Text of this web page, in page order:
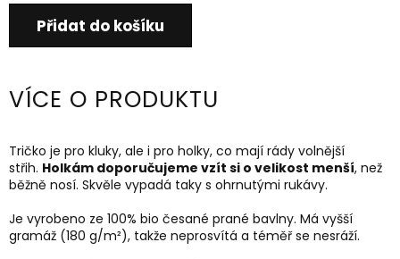
Přidat do košíku
VÍCE O PRODUKTU
Tričko je pro kluky, ale i pro holky, co mají rády volnější
střih. Holkám doporučujeme vzít si o velikost menší, než
běžně nosí. Skvěle vypadá taky s ohrnutými rukávy.
Je vyrobeno ze 100% bio česané prané bavlny. Má vyšší
gramáž (180 g/m²), takže neprosvítá a téměř se nesráží.